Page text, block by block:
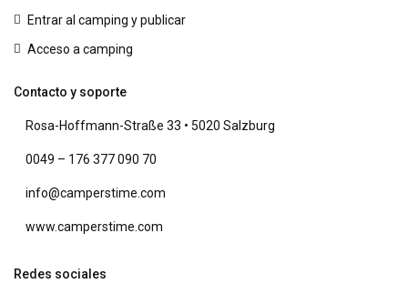
Entrar al camping y publicar
Acceso a camping
Contacto y soporte
Rosa-Hoffmann-Straße 33 • 5020 Salzburg
0049 – 176 377 090 70
info@camperstime.com
www.camperstime.com
Redes sociales